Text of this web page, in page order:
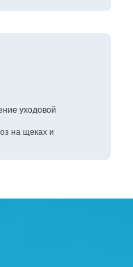
уходовой
на щеках и